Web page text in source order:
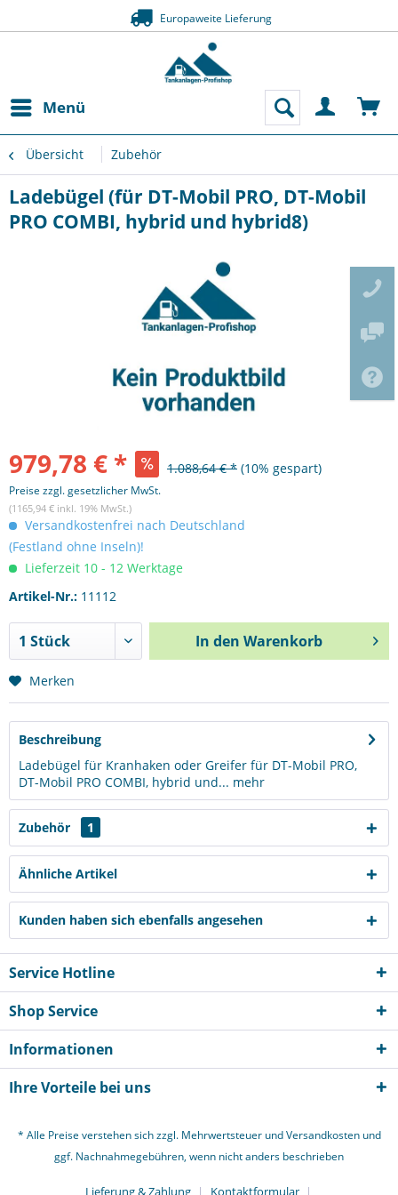
Europaweite Lieferung
Menü
Übersicht Zubehör
Ladebügel (für DT-Mobil PRO, DT-Mobil
PRO COMBI, hybrid und hybrid8)
979,78 € * 1.088,64 € * (10% gespart)
Preise zzgl. gesetzlicher MwSt.
(1165,94 € inkl. 19% MwSt.)
Versandkostenfrei nach Deutschland
(Festland ohne Inseln)!
Lieferzeit 10 - 12 Werktage
Artikel-Nr.: 11112
In den Warenkorb
Merken
Beschreibung
Ladebügel für Kranhaken oder Greifer für DT-Mobil PRO,
DT-Mobil PRO COMBI, hybrid und... mehr
Zubehör 1
Ähnliche Artikel
Kunden haben sich ebenfalls angesehen
Service Hotline
Shop Service
Informationen
Ihre Vorteile bei uns
* Alle Preise verstehen sich zzgl. Mehrwertsteuer undVersandkostenund
ggf. Nachnahmegebühren, wenn nicht anders beschrieben
Lieferung & Zahlung Kontaktformular